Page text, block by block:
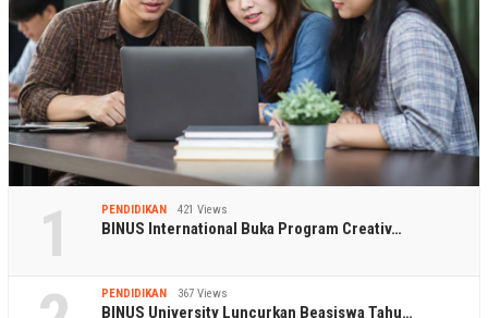
1 PENDIDIKAN 421 Views
BINUS International Buka Program Creativ…
PENDIDIKAN 367 Views
BINUS University Luncurkan Beasiswa Tahu…